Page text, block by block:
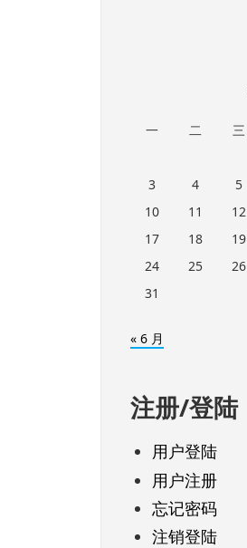
一 二 三
3
4 5
10
11 12
17
18 19
24
25 26
31
« 6 月
注册/登陆
用户登陆
用户注册
忘记密码
注销登陆